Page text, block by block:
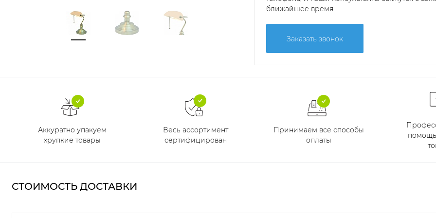
ближайшее время
Заказать звонок
Аккуратно упакуем
хрупкие товары
Весь ассортимент
сертифицирован
Принимаем все способы
оплаты
СТОИМОСТЬ ДОСТАВКИ